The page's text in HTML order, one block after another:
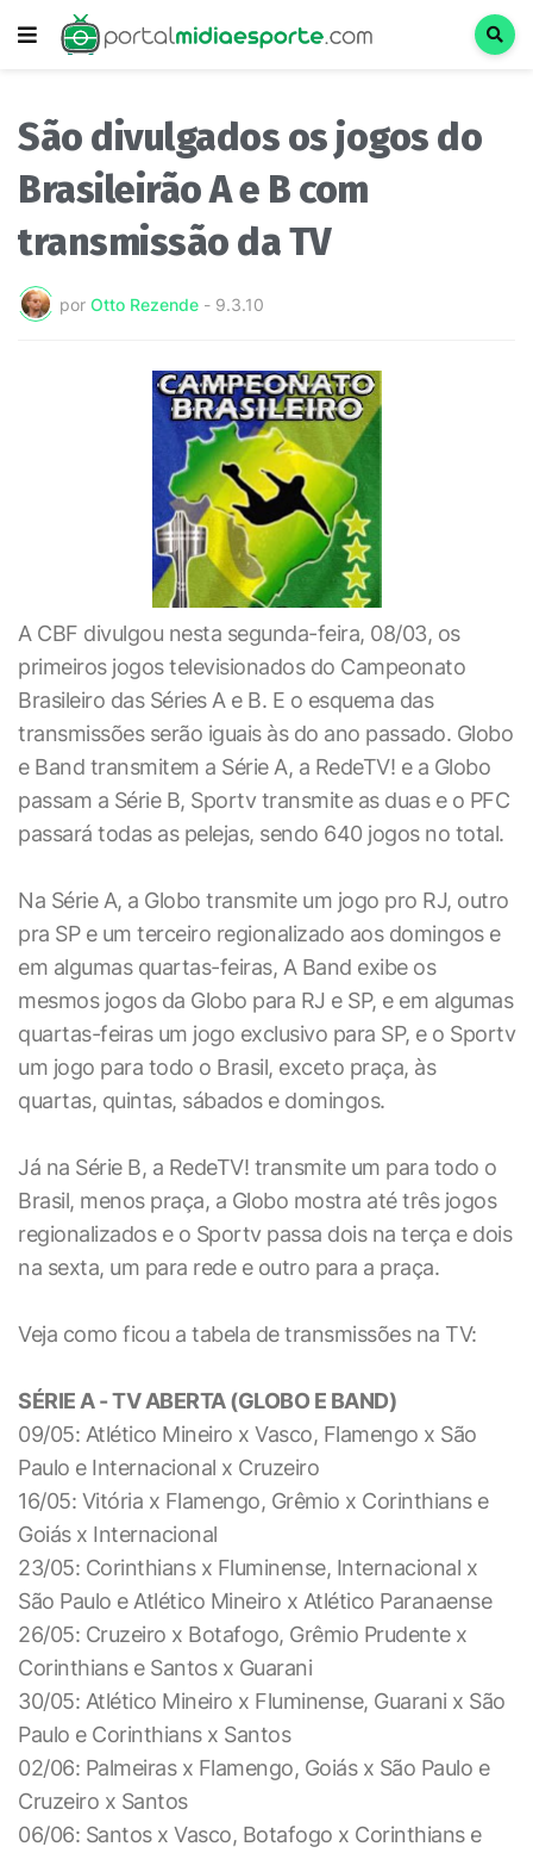
São divulgados os jogos do
Brasileirão A e B com
transmissão da TV
por Otto Rezende - 9.3.10
A CBF divulgou nesta segunda-feira, 08/03, os
primeiros jogos televisionados do Campeonato
Brasileiro das Séries A e B. E o esquema das
transmissões serão iguais às do ano passado. Globo
e Band transmitem a Série A, a RedeTV! e a Globo
passam a Série B, Sportv transmite as duas e o PFC
passará todas as pelejas, sendo 640 jogos no total.
Na Série A, a Globo transmite um jogo pro RJ, outro
pra SP e um terceiro regionalizado aos domingos e
em algumas quartas-feiras, A Band exibe os
mesmos jogos da Globo para RJ e SP, e em algumas
quartas-feiras um jogo exclusivo para SP, e o Sportv
um jogo para todo o Brasil, exceto praça, às
quartas, quintas, sábados e domingos.
Já na Série B, a RedeTV! transmite um para todo o
Brasil, menos praça, a Globo mostra até três jogos
regionalizados e o Sportv passa dois na terça e dois
na sexta, um para rede e outro para a praça.
Veja como ficou a tabela de transmissões na TV:
SÉRIE A - TV ABERTA (GLOBO E BAND)
09/05: Atlético Mineiro x Vasco, Flamengo x São
Paulo e Internacional x Cruzeiro
16/05: Vitória x Flamengo, Grêmio x Corinthians e
Goiás x Internacional
23/05: Corinthians x Fluminense, Internacional x
São Paulo e Atlético Mineiro x Atlético Paranaense
26/05: Cruzeiro x Botafogo, Grêmio Prudente x
Corinthians e Santos x Guarani
30/05: Atlético Mineiro x Fluminense, Guarani x São
Paulo e Corinthians x Santos
02/06: Palmeiras x Flamengo, Goiás x São Paulo e
Cruzeiro x Santos
06/06: Santos x Vasco, Botafogo x Corinthians e